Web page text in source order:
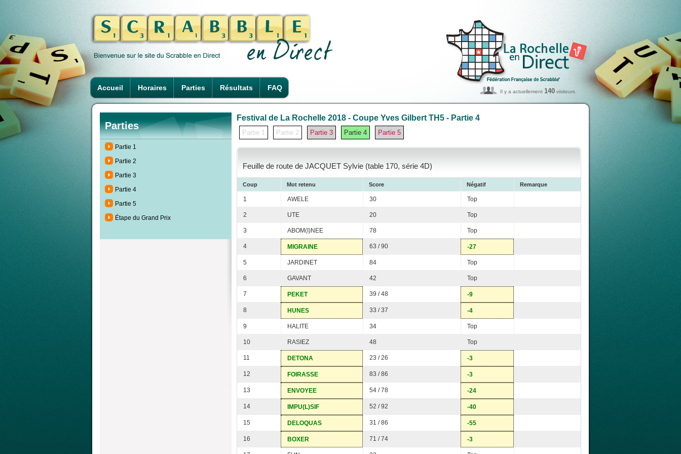
Accueil Horaires Parties Résultats FAQ Il y a actuellement 140 visiteurs
Parties
Partie 1
Partie 2
Partie 3
Partie 4
Partie 5
Étape du Grand Prix
Festival de La Rochelle 2018 - Coupe Yves Gilbert TH5 - Partie 4
Partie 1 Partie 2 Partie 3 Partie 4 Partie 5
Feuille de route de JACQUET Sylvie (table 170, série 4D)
Coup Mot retenu Score Négatif Remarque
1 AWELE 30 Top
2 UTE 20 Top
3 ABOM(I)NEE 78 Top
4 MIGRAINE 63 / 90 -27
5 JARDINET 84 Top
6 GAVANT 42 Top
7 PEKET 39 / 48 -9
8 HUNES 33 / 37 -4
9 HALITE 34 Top
10 RASIEZ 48 Top
11 DETONA 23 / 26 -3
12 FOIRASSE 83 / 86 -3
13 ENVOYEE 54 / 78 -24
14 IMPU(L)SIF 52 / 92 -40
15 DELOQUAS 31 / 86 -55
16 BOXER 71 / 74 -3